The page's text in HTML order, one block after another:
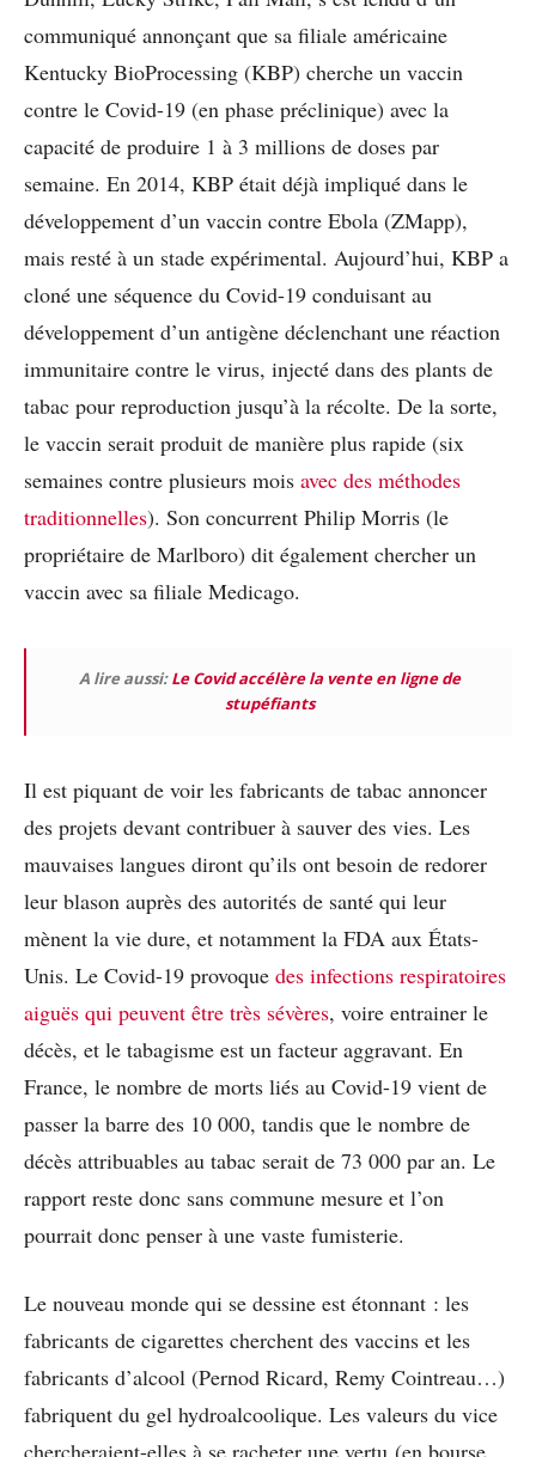
communiqué annonçant que sa filiale américaine
Kentucky BioProcessing (KBP) cherche un vaccin
contre le Covid-19 (en phase préclinique) avec la
capacité de produire 1 à 3 millions de doses par
semaine. En 2014, KBP était déjà impliqué dans le
développement d’un vaccin contre Ebola (ZMapp),
mais resté à un stade expérimental. Aujourd’hui, KBP a
cloné une séquence du Covid-19 conduisant au
développement d’un antigène déclenchant une réaction
immunitaire contre le virus, injecté dans des plants de
tabac pour reproduction jusqu’à la récolte. De la sorte,
le vaccin serait produit de manière plus rapide (six
semaines contre plusieurs mois avec des méthodes
traditionnelles). Son concurrent Philip Morris (le
propriétaire de Marlboro) dit également chercher un
vaccin avec sa filiale Medicago.
A lire aussi:Le Covid accélère la vente en ligne de
stupéfiants
Il est piquant de voir les fabricants de tabac annoncer
des projets devant contribuer à sauver des vies. Les
mauvaises langues diront qu’ils ont besoin de redorer
leur blason auprès des autorités de santé qui leur
mènent la vie dure, et notamment la FDA aux États-
Unis. Le Covid-19 provoque des infections respiratoires
aiguës qui peuvent être très sévères, voire entrainer le
décès, et le tabagisme est un facteur aggravant. En
France, le nombre de morts liés au Covid-19 vient de
passer la barre des 10 000, tandis que le nombre de
décès attribuables au tabac serait de 73 000 par an. Le
rapport reste donc sans commune mesure et l’on
pourrait donc penser à une vaste fumisterie.
Le nouveau monde qui se dessine est étonnant : les
fabricants de cigarettes cherchent des vaccins et les
fabricants d’alcool (Pernod Ricard, Remy Cointreau…)
fabriquent du gel hydroalcoolique. Les valeurs du vice